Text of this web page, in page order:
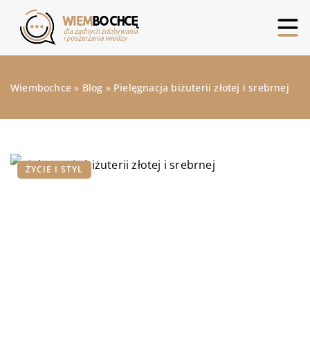
Wiembochce » Blog » Pielęgnacja biżuterii złotej i srebrnej
ŻYCIE I STYL